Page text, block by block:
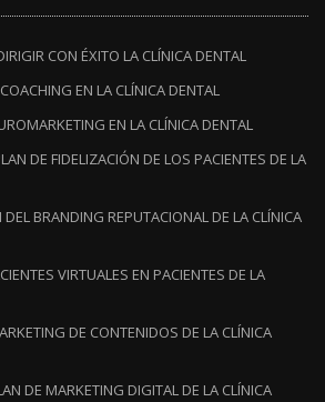
CON ÉXITO LA CLÍNICA DENTAL
EN LA CLÍNICA DENTAL
EN LA CLÍNICA DENTAL
DE FIDELIZACIÓN DE LOS PACIENTES DE LA
DEL BRANDING REPUTACIONAL DE LA CLÍNICA
VIRTUALES EN PACIENTES DE LA
DE CONTENIDOS DE LA CLÍNICA
DE MARKETING DIGITAL DE LA CLÍNICA